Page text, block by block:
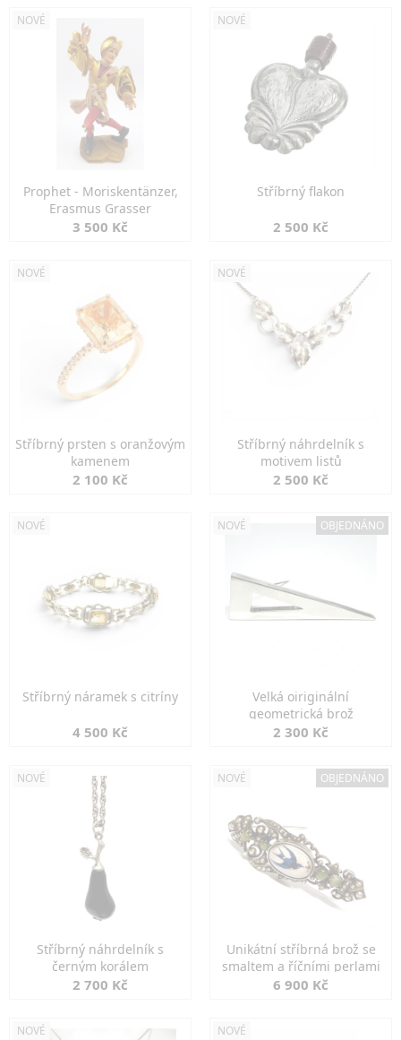
NOVÉ
Prophet - Moriskentänzer,
Erasmus Grasser
3 500 Kč
NOVÉ
Stříbrný flakon
2 500 Kč
NOVÉ
Stříbrný prsten s oranžovým
kamenem
2 100 Kč
NOVÉ
Stříbrný náhrdelník s
motivem listů
2 500 Kč
NOVÉ
Stříbrný náramek s citríny
4 500 Kč
NOVÉ OBJEDNÁNO
Velká oiriginální
geometrická brož
2 300 Kč
NOVÉ
Stříbrný náhrdelník s
černým korálem
2 700 Kč
NOVÉ OBJEDNÁNO
Unikátní stříbrná brož se
smaltem a říčními perlami
6 900 Kč
NOVÉ NOVÉ